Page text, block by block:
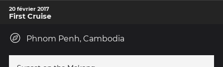
20 février 2017
First Cruise
Phnom Penh, Cambodia